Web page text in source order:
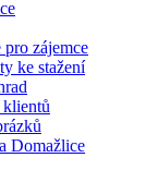
zájemce
ke stažení
Domažlice